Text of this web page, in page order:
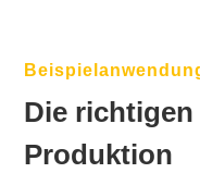
Die
Produktion